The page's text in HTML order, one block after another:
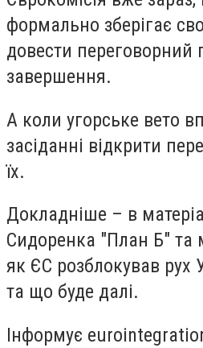
формально зберігає
довести переговорний
завершення.
А коли угорське вето
засіданні відкрити
їх.
Докладніше – в
Сидоренка "План Б" та
як ЄС розблокував рух
та що буде далі.
Інформує